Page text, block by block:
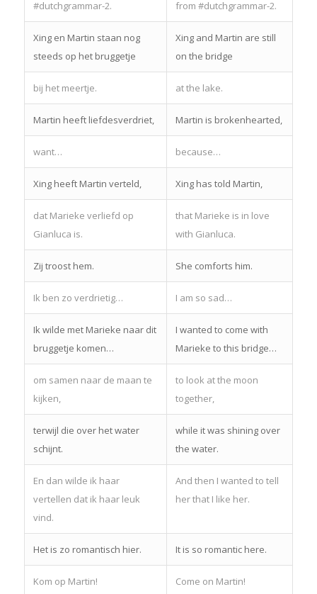
#dutchgrammar-2.
from #dutchgrammar-2.
Xing en Martin staan nog
steeds op het bruggetje
Xing and Martin are still
on the bridge
bij het meertje. at the lake.
Martin heeft liefdesverdriet, Martin is brokenhearted,
want… because…
Xing heeft Martin verteld, Xing has told Martin,
dat Marieke verliefd op
Gianluca is.
that Marieke is in love
with Gianluca.
Zij troost hem. She comforts him.
Ik ben zo verdrietig… I am so sad…
Ik wilde met Marieke naar dit
bruggetje komen…
I wanted to come with
Marieke to this bridge…
om samen naar de maan te
kijken,
to look at the moon
together,
terwijl die over het water
schijnt.
while it was shining over
the water.
En dan wilde ik haar
vertellen dat ik haar leuk
vind.
And then I wanted to tell
her that I like her.
Het is zo romantisch hier. It is so romantic here.
Kom op Martin! Come on Martin!